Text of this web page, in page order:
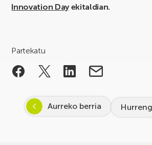
Innovation Dayekitaldian.
Partekatu
Aurreko berria